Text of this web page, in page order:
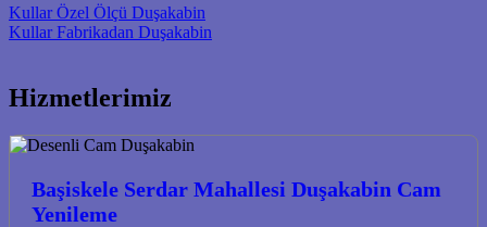
Post navigation
Kullar Özel Ölçü Duşakabin
Kullar Fabrikadan Duşakabin
Hizmetlerimiz
Başiskele Serdar Mahallesi Duşakabin Cam
Yenileme